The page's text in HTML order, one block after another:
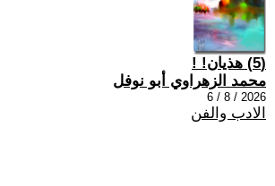
(5) هذيان! !
محمد الزهراوي أبو نوفل
2026 / 8 / 6
الادب والفن